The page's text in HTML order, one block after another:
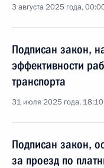
3 августа 2025 года,
Подписан закон,
эффективности
транспорта
31 июля 2025 года, 18:10
Подписан закон,
за проезд по